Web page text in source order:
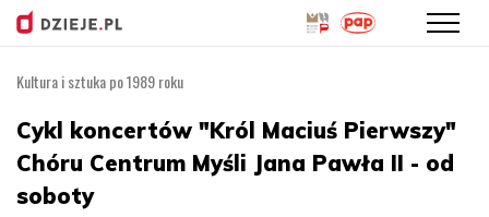
treści
Kultura i sztuka po 1989 roku
Cykl koncertów "Król Maciuś Pierwszy"
Chóru Centrum Myśli Jana Pawła II - od
soboty